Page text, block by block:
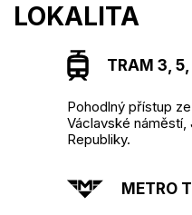
LOKALITA
TRAM 3,
Pohodlný přístup
Václavské
Republiky.
METRO